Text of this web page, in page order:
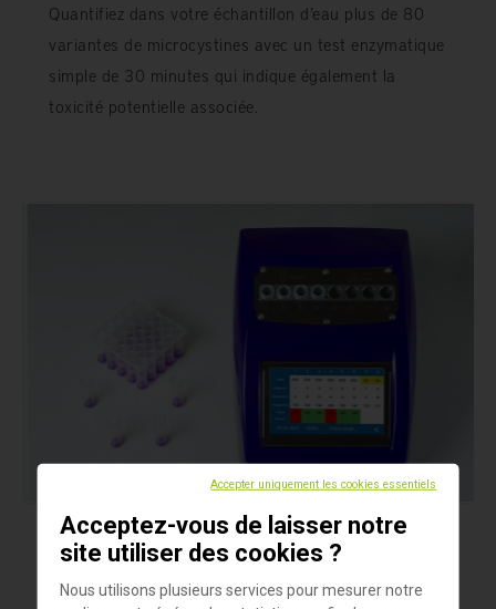
Quantifiez dans votre échantillon d’eau plus de 80
variantes de microcystines avec un test enzymatique
simple de 30 minutes qui indique également la
toxicité potentielle associée.
Produits
Eclipse Farm & Comet8
Accepter uniquement les cookies essentiels
Acceptez-vous de laisser notre
site utiliser des cookies ?
Nous utilisons plusieurs services pour mesurer notre